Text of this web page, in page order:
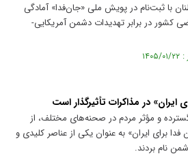
هموطنان با ثبت‌نام در پویش ملی «جان‌فدا» آمادگی
کشور در برابر تهدیدات دشمن آمریکایی-
در مذاکرات تأثیرگذار است
و مؤثر مردم در صحنه‌های مختلف، از
برای ایران» به عنوان یکی از عناصر کلیدی و
نام بردند.